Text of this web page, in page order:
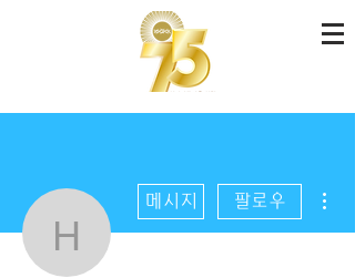
himang159
메시지 팔로우